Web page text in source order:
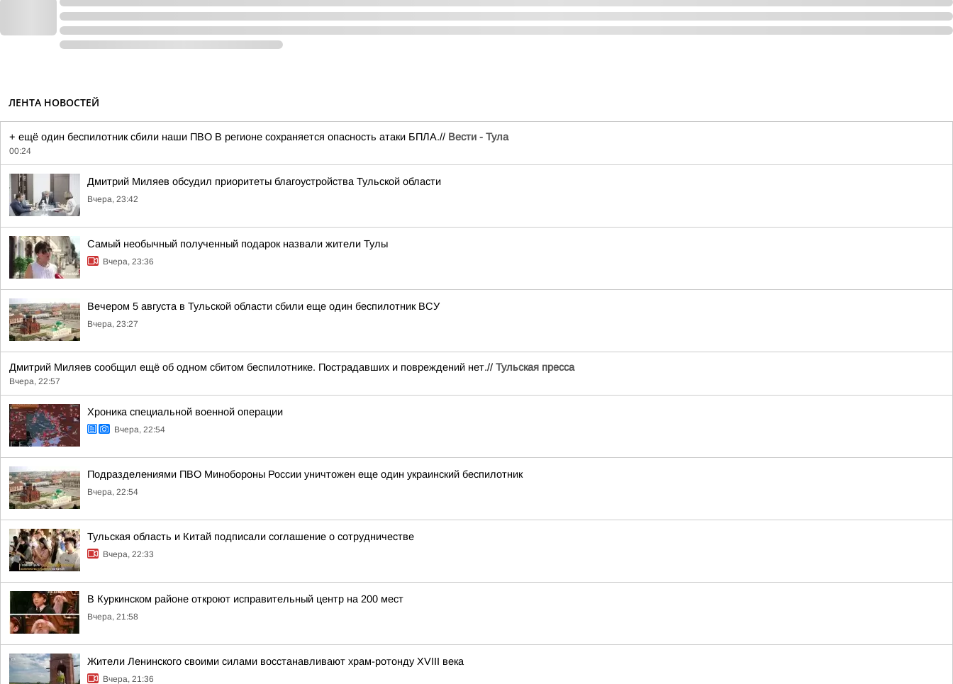
ЛЕНТА НОВОСТЕЙ
+ ещё один беспилотник сбили наши ПВО В регионе сохраняется опасность атаки БПЛА.// Вести - Тула
00:24
Дмитрий Миляев обсудил приоритеты благоустройства Тульской области
Вчера, 23:42
Самый необычный полученный подарок назвали жители Тулы
Вчера, 23:36
Вечером 5 августа в Тульской области сбили еще один беспилотник ВСУ
Вчера, 23:27
Дмитрий Миляев сообщил ещё об одном сбитом беспилотнике. Пострадавших и повреждений нет.// Тульская пресса
Вчера, 22:57
Хроника специальной военной операции
Вчера, 22:54
Подразделениями ПВО Минобороны России уничтожен еще один украинский беспилотник
Вчера, 22:54
Тульская область и Китай подписали соглашение о сотрудничестве
Вчера, 22:33
В Куркинском районе откроют исправительный центр на 200 мест
Вчера, 21:58
Жители Ленинского своими силами восстанавливают храм-ротонду XVIII века
Вчера, 21:36